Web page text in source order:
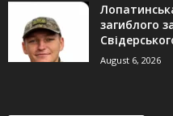
загиблого
August 6, 2026